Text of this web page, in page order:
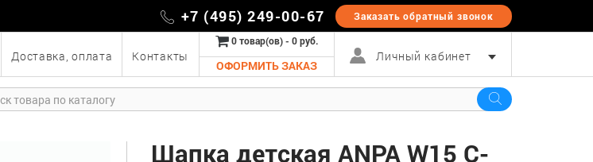
+7 (495) 249-00-67 Заказать обратный звонок
Доставка, оплата Контакты
0 товар(ов) - 0 руб.
ОФОРМИТЬ ЗАКАЗ
Личный кабинет
Шапка детская ANPA W15 C-